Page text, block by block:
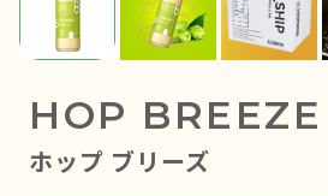
SHISO FUTURE
シソ フューチャー
HOP BREEZE
ホップ ブリーズ
HOP BREEZE
ホップ ブリーズ